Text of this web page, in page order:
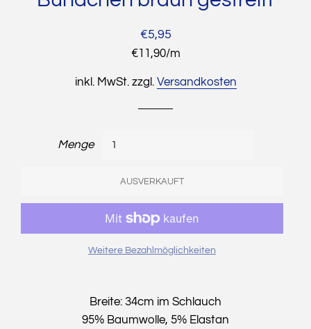
Normaler
Preis
Sonderpreis
€5,95
Stückpreis
€11,90/pro
m
inkl. MwSt. zzgl. Versandkosten
Menge
AUSVERKAUFT
Weitere Bezahlmöglichkeiten
Breite: 34cm im Schlauch
95% Baumwolle, 5% Elastan